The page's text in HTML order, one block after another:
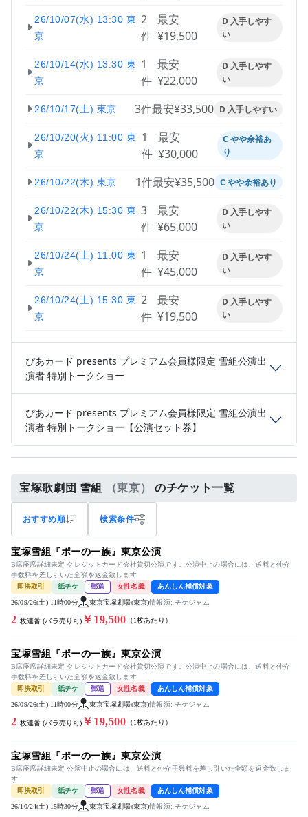
26/10/07(水) 13:30 東
京
2
件
最安
¥19,500
D 入手しやす
い
26/10/14(水) 13:30 東
京
1
件
最安
¥22,000
D 入手しやす
い
26/10/17(土) 東京 3件最安¥33,500 D 入手しやすい
26/10/20(火) 11:00 東
京
1
件
最安
¥30,000
C やや余裕あ
り
26/10/22(木) 東京 1件最安¥35,500 C やや余裕あり
26/10/22(木) 15:30 東
京
3
件
最安
¥65,000
D 入手しやす
い
26/10/24(土) 11:00 東
京
1
件
最安
¥45,000
D 入手しやす
い
26/10/24(土) 15:30 東
京
2
件
最安
¥19,500
D 入手しやす
い
ぴあカード presents プレミアム会員様限定 雪組公演出
演者 特別トークショー
ぴあカード presents プレミアム会員様限定 雪組公演出
演者 特別トークショー【公演セット券】
宝塚歌劇団 雪組 （東京） のチケット一覧
おすすめ順 検索条件
宝塚雪組『ポーの一族』東京公演
B席座席詳細未定 クレジットカード会社貸切公演です。公演中止の場合には、送料と仲介
手数料を差し引いた全額を返金致します
即決取引
紙チケ 郵送 女性名義 あんしん補償対象
26/09/26(土) 11時00分 東京宝塚劇場(東京)情報源: チケジャム
2 枚連番 (バラ売り可) ￥19,500 （1枚あたり）
宝塚雪組『ポーの一族』東京公演
B席座席詳細未定 クレジットカード会社貸切公演です。公演中止の場合には、送料と仲介
手数料を差し引いた全額を返金致します
即決取引
紙チケ 郵送 女性名義 あんしん補償対象
26/09/26(土) 11時00分 東京宝塚劇場(東京)情報源: チケジャム
2 枚連番 (バラ売り可) ￥19,500 （1枚あたり）
宝塚雪組『ポーの一族』東京公演
B席座席詳細未定 公演中止の場合には、送料と仲介手数料を差し引いた全額を返金致しま
す
即決取引
紙チケ 郵送 女性名義 あんしん補償対象
26/10/24(土) 15時30分 東京宝塚劇場(東京)情報源: チケジャム